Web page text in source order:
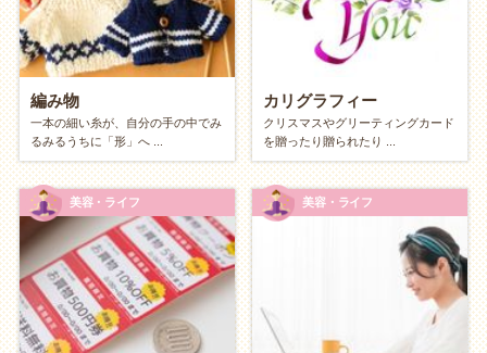
編み物
一本の細い糸が、自分の手の中でみ
るみるうちに「形」へ ...
カリグラフィー
クリスマスやグリーティングカード
を贈ったり贈られたり ...
美容・ライフ 美容・ライフ